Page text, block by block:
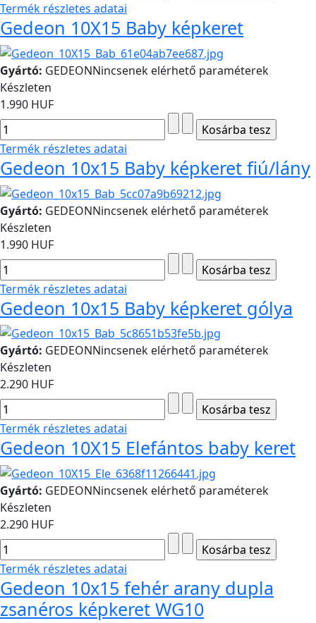
Termék részletes adatai
Gedeon 10X15 Baby képkeret
Gyártó: GEDEONNincsenek elérhető paraméterek
Készleten
1.990 HUF
Termék részletes adatai
Gedeon 10x15 Baby képkeret fiú/lány
Gyártó: GEDEONNincsenek elérhető paraméterek
Készleten
1.990 HUF
Termék részletes adatai
Gedeon 10x15 Baby képkeret gólya
Gyártó: GEDEONNincsenek elérhető paraméterek
Készleten
2.290 HUF
Termék részletes adatai
Gedeon 10X15 Elefántos baby keret
Gyártó: GEDEONNincsenek elérhető paraméterek
Készleten
2.290 HUF
Termék részletes adatai
Gedeon 10x15 fehér arany dupla
zsanéros képkeret WG10